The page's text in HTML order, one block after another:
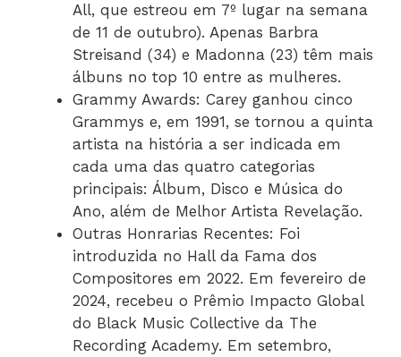
All, que estreou em 7º lugar na semana
de 11 de outubro). Apenas Barbra
Streisand (34) e Madonna (23) têm mais
álbuns no top 10 entre as mulheres.
Grammy Awards: Carey ganhou cinco
Grammys e, em 1991, se tornou a quinta
artista na história a ser indicada em
cada uma das quatro categorias
principais: Álbum, Disco e Música do
Ano, além de Melhor Artista Revelação.
Outras Honrarias Recentes: Foi
introduzida no Hall da Fama dos
Compositores em 2022. Em fevereiro de
2024, recebeu o Prêmio Impacto Global
do Black Music Collective da The
Recording Academy. Em setembro,